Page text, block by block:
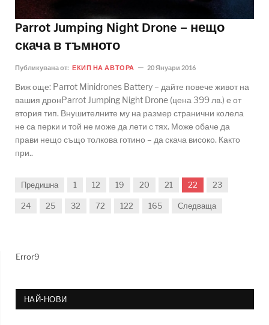
Parrot Jumping Night Drone – нещо
скача в тъмното
Публикувана от: ЕКИП НА АВТОРА 20 Януари 2016
Виж още: Parrot Minidrones Battery – дайте повече живот на
вашия дронParrot Jumping Night Drone (цена 399 лв.) е от
втория тип. Внушителните му на размер странични колела
не са перки и той не може да лети с тях. Може обаче да
прави нещо също толкова готино – да скача високо. Както
при..
Предишна 1 12 19 20 21 22 23
24 25 32 72 122 165 Следваща
Error9
НАЙ-НОВИ